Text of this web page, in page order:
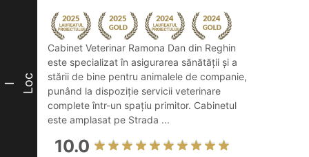
I Loc
Cabinet Veterinar Ramona Dan din Reghin
este specializat în asigurarea sănătății și a
stării de bine pentru animalele de companie,
punând la dispoziție servicii veterinare
complete într-un spațiu primitor. Cabinetul
este amplasat pe Strada ...
10.0